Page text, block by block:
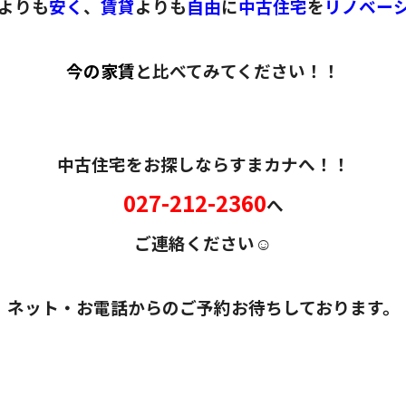
りも安く 、 賃貸よりも自由に中古住宅をリノベー
今の家賃と比べてみてください！！
中古住宅をお探しならすまカナへ！！
027-212-2360へ
ご連絡ください☺
ネット・お電話からのご予約お待ちしております。